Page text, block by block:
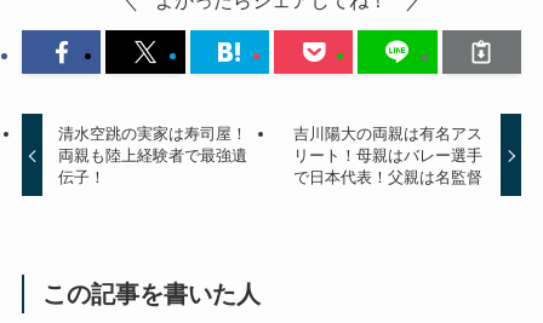
清水空跳の実家は寿司屋！
両親も陸上経験者で最強遺
伝子！
吉川陽大の両親は有名アス
リート！母親はバレー選手
で日本代表！父親は名監督
この記事を書いた人